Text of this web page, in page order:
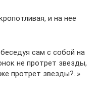
и на нее
сам с собой на
не протрет звезды,
протрет звезды?..»